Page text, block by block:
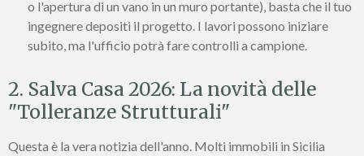
o l'apertura di un vano in un muro portante), basta che il tuo
ingegnere depositi il progetto. I lavori possono iniziare
subito, ma l'ufficio potrà fare controlli a campione.
2. Salva Casa 2026: La novità delle
"Tolleranze Strutturali"
Questa è la vera notizia dell'anno. Molti immobili in Sicilia